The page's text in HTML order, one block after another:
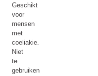
Geschikt
voor
mensen
met
coeliakie.
Niet
te
gebruiken